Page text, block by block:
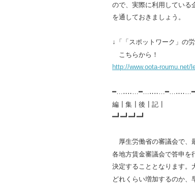
ので、実際に利用している
を通しておきましょう。
↓「「スポットワーク」の
こちらから！
http://www.oota-roumu.net/
編┃集┃後┃記┃
━┛━┛━┛━┛
厚生労働省の審議会で、
各地方賃金審議会で答申を
決定することとなります。
どれくらい増加するのか、